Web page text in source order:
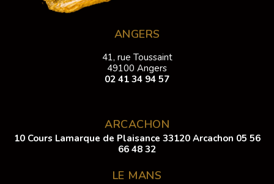
ANGERS
41, rue Toussaint
49100 Angers
02 41 34 94 57
ARCACHON
10 Cours Lamarque de Plaisance 33120 Arcachon 05 56
66 48 32
LE MANS